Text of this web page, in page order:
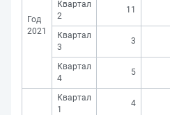
Год
2021
Квартал
2
11
Квартал
3
3
Квартал
4
5
Квартал
1
4